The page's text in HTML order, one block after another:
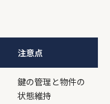
注意点
鍵の管理と物件の
状態維持